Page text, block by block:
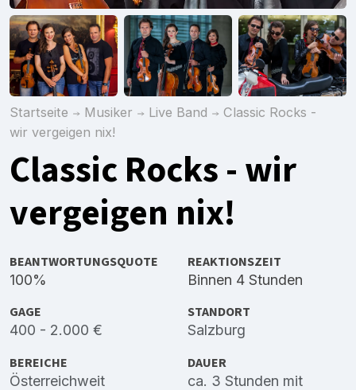
Startseite Musiker Live Band
Classic Rocks -
wir vergeigen nix!
Classic Rocks - wir
vergeigen nix!
BEANTWORTUNGSQUOTE
100%
REAKTIONSZEIT
Binnen 4 Stunden
GAGE
400 - 2.000 €
STANDORT
Salzburg
BEREICHE
Österreichweit
DAUER
ca. 3 Stunden mit